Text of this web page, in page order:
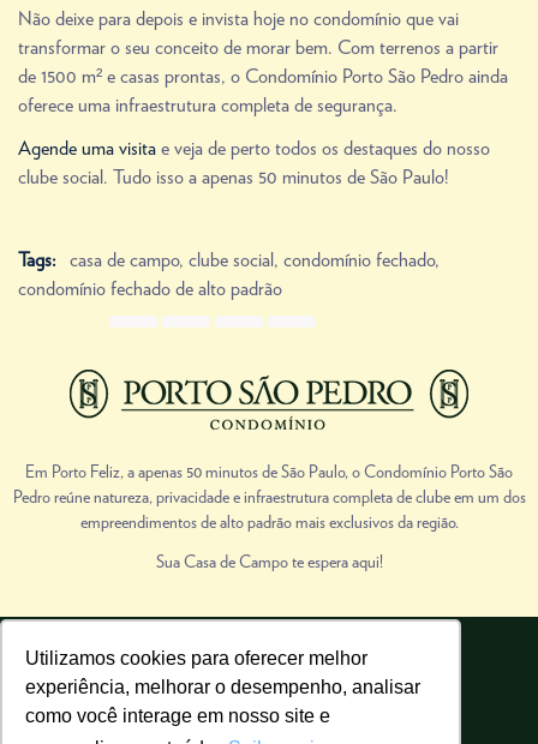
Utilizamos cookies para oferecer melhor
experiência, melhorar o desempenho, analisar
como você interage em nosso site e
Não deixe para depois e invista hoje no condomínio que vai
transformar o seu conceito de morar bem. Com terrenos a partir
de 1500 m² e casas prontas, o Condomínio Porto São Pedro ainda
oferece uma infraestrutura completa de segurança.
Agende uma visita e veja de perto todos os destaques do nosso
clube social. Tudo isso a apenas 50 minutos de São Paulo!
Tags: casa de campo, clube social, condomínio fechado,
condomínio fechado de alto padrão
Em Porto Feliz, a apenas 50 minutos de São Paulo, o Condomínio Porto São
Pedro reúne natureza, privacidade e infraestrutura completa de clube em um dos
empreendimentos de alto padrão mais exclusivos da região.
Sua Casa de Campo te espera aqui!
Porto São Pedro | Todos os direitos reservados.
Realização de vendas: Cadu Migliorini Imóveis de Campo. CRECI 38851-J